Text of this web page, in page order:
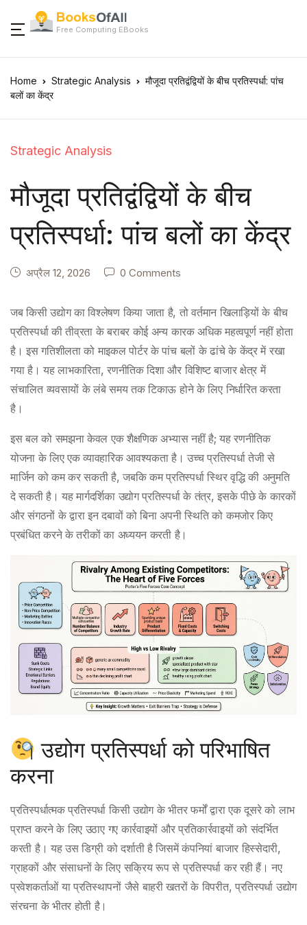
Free Computing EBooks
Home Strategic Analysis
मौजूदा प्रतिद्वंद्वियों के बीच प्रतिस्पर्धा: पांच
बलों का केंद्र
Strategic Analysis
मौजूदा प्रतिद्वंद्वियों के बीच
प्रतिस्पर्धा: पांच बलों का केंद्र
अप्रैल 12, 2026 0 Comments
जब किसी उद्योग का विश्लेषण किया जाता है, तो वर्तमान खिलाड़ियों के बीच
प्रतिस्पर्धा की तीव्रता के बराबर कोई अन्य कारक अधिक महत्वपूर्ण नहीं होता
है। इस गतिशीलता को माइकल पोर्टर के पांच बलों के ढांचे के केंद्र में रखा
गया है। यह लाभकारिता, रणनीतिक दिशा और विशिष्ट बाजार क्षेत्र में
संचालित व्यवसायों के लंबे समय तक टिकाऊ होने के लिए निर्धारित करता
है।
इस बल को समझना केवल एक शैक्षणिक अभ्यास नहीं है; यह रणनीतिक
योजना के लिए एक व्यावहारिक आवश्यकता है। उच्च प्रतिस्पर्धा तेजी से
मार्जिन को कम कर सकती है, जबकि कम प्रतिस्पर्धा स्थिर वृद्धि की अनुमति
दे सकती है। यह मार्गदर्शिका उद्योग प्रतिस्पर्धा के तंत्र, इसके पीछे के कारकों
और संगठनों के द्वारा इन दबावों को बिना अपनी स्थिति को कमजोर किए
प्रबंधित करने के तरीकों का अध्ययन करती है।
उद्योग प्रतिस्पर्धा को परिभाषित
करना
प्रतिस्पर्धात्मक प्रतिस्पर्धा किसी उद्योग के भीतर फर्मों द्वारा एक दूसरे को लाभ
प्राप्त करने के लिए उठाए गए कार्रवाइयों और प्रतिकार्रवाइयों को संदर्भित
करती है। यह उस डिग्री को दर्शाती है जिसमें कंपनियां बाजार हिस्सेदारी,
ग्राहकों और संसाधनों के लिए सक्रिय रूप से प्रतिस्पर्धा कर रही हैं। नए
प्रवेशकर्ताओं या प्रतिस्थापनों जैसे बाहरी खतरों के विपरीत, प्रतिस्पर्धा उद्योग
संरचना के भीतर होती है।